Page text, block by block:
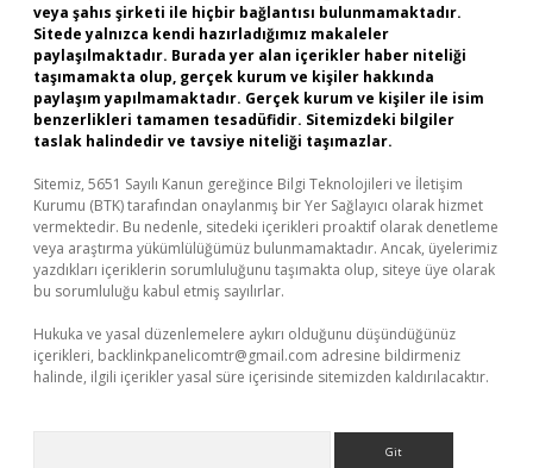
veya şahıs şirketi ile hiçbir bağlantısı bulunmamaktadır.
Sitede yalnızca kendi hazırladığımız makaleler
paylaşılmaktadır. Burada yer alan içerikler haber niteliği
taşımamakta olup, gerçek kurum ve kişiler hakkında
paylaşım yapılmamaktadır. Gerçek kurum ve kişiler ile isim
benzerlikleri tamamen tesadüfidir. Sitemizdeki bilgiler
taslak halindedir ve tavsiye niteliği taşımazlar.
Sitemiz, 5651 Sayılı Kanun gereğince Bilgi Teknolojileri ve İletişim
Kurumu (BTK) tarafından onaylanmış bir Yer Sağlayıcı olarak hizmet
vermektedir. Bu nedenle, sitedeki içerikleri proaktif olarak denetleme
veya araştırma yükümlülüğümüz bulunmamaktadır. Ancak, üyelerimiz
yazdıkları içeriklerin sorumluluğunu taşımakta olup, siteye üye olarak
bu sorumluluğu kabul etmiş sayılırlar.
Hukuka ve yasal düzenlemelere aykırı olduğunu düşündüğünüz
içerikleri, backlinkpanelicomtr@gmail.com adresine bildirmeniz
halinde, ilgili içerikler yasal süre içerisinde sitemizden kaldırılacaktır.